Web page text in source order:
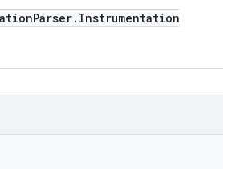
Parser. Instrumentation